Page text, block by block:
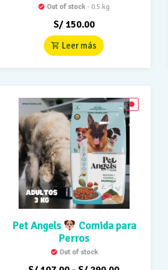
Out of stock - 0.5 kg
S/150.00
Leer más
Pet Angels
Comida para
Perros
Out of stock